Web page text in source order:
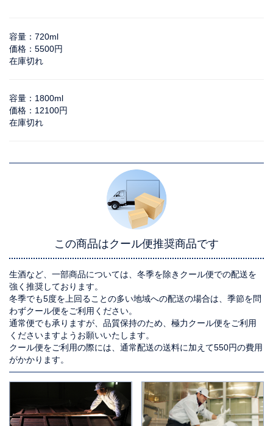
容量：720ml
価格：5500円
在庫切れ
容量：1800ml
価格：12100円
在庫切れ
この商品はクール便推奨商品です
生酒など、一部商品については、冬季を除きクール便での配送を
強く推奨しております。
冬季でも5度を上回ることの多い地域への配送の場合は、季節を問
わずクール便をご利用ください。
通常便でも承りますが、品質保持のため、極力クール便をご利用
くださいますようお願いいたします。
クール便をご利用の際には、通常配送の送料に加えて550円の費用
がかかります。